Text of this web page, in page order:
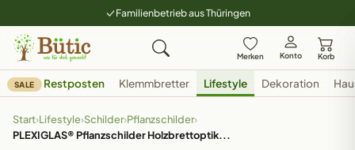
Familienbetrieb aus Thüringen
Merken Konto Korb
SALE Restposten Klemmbretter Lifestyle Dekoration
Start›Lifestyle›Schilder›Pflanzschilder›
PLEXIGLAS® Pflanzschilder Holzbrettoptik...